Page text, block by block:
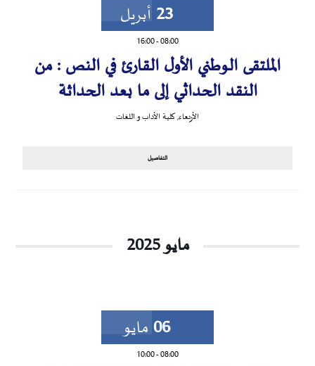
23 أبريل
08:00
-
16:00
الملتقى الوطني الأول القارئ في النص : من
النقد الحداثي إلى ما بعد الحداثة
الأربعاء,كلية الأداب و اللغات
التفاصيل
مايو 2025
06 مايو
08:00
-
10:00